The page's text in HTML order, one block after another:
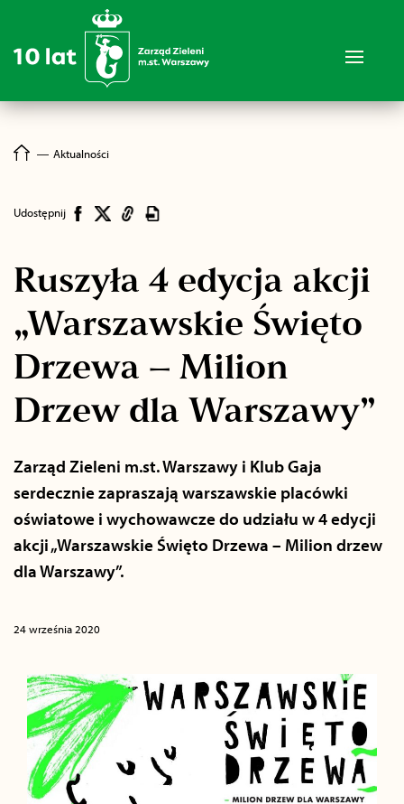
― Aktualności
Udostępnij
Ruszyła 4 edycja akcji
„Warszawskie Święto
Drzewa – Milion
Drzew dla Warszawy”
Zarząd Zieleni m.st. Warszawy i Klub Gaja
serdecznie zapraszają warszawskie placówki
oświatowe i wychowawcze do udziału w 4 edycji
akcji „Warszawskie Święto Drzewa – Milion drzew
dla Warszawy”.
24 września 2020